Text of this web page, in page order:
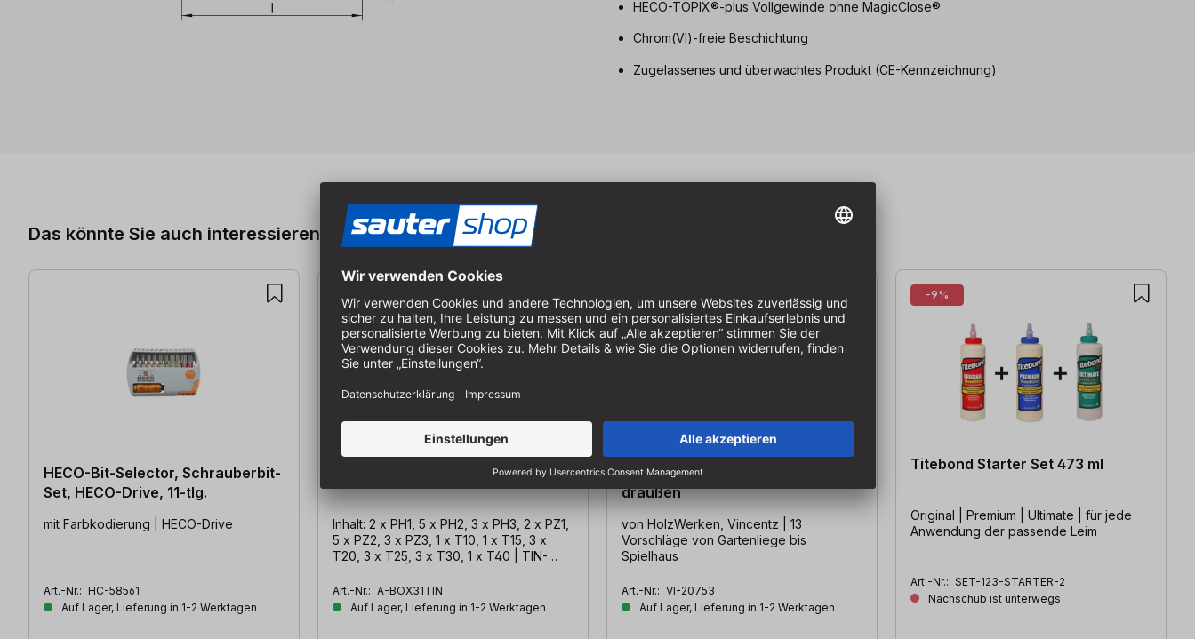
HECO-TOPIX®-plus Vollgewinde ohne MagicClose®
Chrom(VI)-freie Beschichtung
Zugelassenes und überwachtes Produkt (CE-Kennzeichnung)
Das könnte Sie auch interessieren
HECO-Bit-Selector, Schrauberbit-
Set, HECO-Drive, 11-tlg.
mit Farbkodierung | HECO-Drive
Art.-Nr.: HC-58561
Auf Lager, Lieferung in 1-2 Werktagen
Schrauber-Bit Kassette TIN
Inhalt: 2 x PH1, 5 x PH2, 3 x PH3, 2 x PZ1,
5 x PZ2, 3 x PZ3, 1 x T10, 1 x T15, 3 x
T20, 3 x T25, 3 x T30, 1 x T40 | TIN-
Art.-Nr.: A-BOX31TIN
Auf Lager, Lieferung in 1-2 Werktagen
HolzWerken - Projekte für
draußen
von HolzWerken, Vincentz | 13
Vorschläge von Gartenliege bis
Spielhaus
Art.-Nr.: VI-20753
Auf Lager, Lieferung in 1-2 Werktagen
-9%
Titebond Starter Set 473 ml
Original | Premium | Ultimate | für jede
Anwendung der passende Leim
Art.-Nr.: SET-123-STARTER-2
Nachschub ist unterwegs